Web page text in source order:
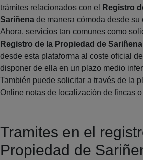
trámites relacionados con el
Registro
Sariñena de manera cómoda desde su
Ahora, servicios tan comunes como
Registro de la Propiedad de Sariñena
desde esta plataforma al coste oficial de
disponer de ella en un plazo medio
También puede solicitar a través de la
Online notas de localización de fincas
Tramites en el
Propiedad de